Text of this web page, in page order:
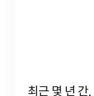
최근 몇 년 간,